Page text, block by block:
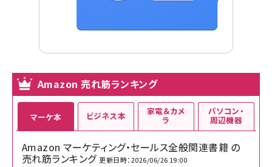
Amazon 売れ筋ランキング
マーケ本
Amazon マーケティング・セールス全般関連書籍 の
売れ筋ランキング 更新日時：2026/06/26 19:00
ビジネス本 家電＆カメ
ラ
パソコン・
周辺機器